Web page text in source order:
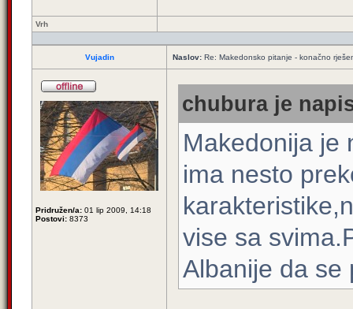
Vrh
Vujadin Naslov: Re: Makedonsko pitanje - konačno
Pridružen/a: 01 lip 2009, 14:18
Postovi: 8373
chubura je
Makedonija je
ima nesto
vise sa
Albanije da se